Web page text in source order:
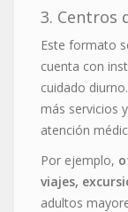
3. Centros
Este formato
cuenta con
cuidado
más servicios
atención
Por ejemplo,
viajes,
adultos